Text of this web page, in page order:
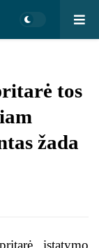
tos
žada
įstatymo